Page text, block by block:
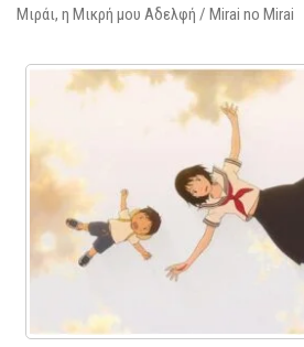
Μιράι, η Μικρή μου Αδελφή / Mirai no Mirai